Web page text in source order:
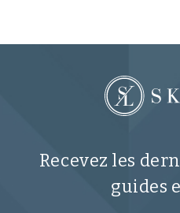
Recevez les
guides